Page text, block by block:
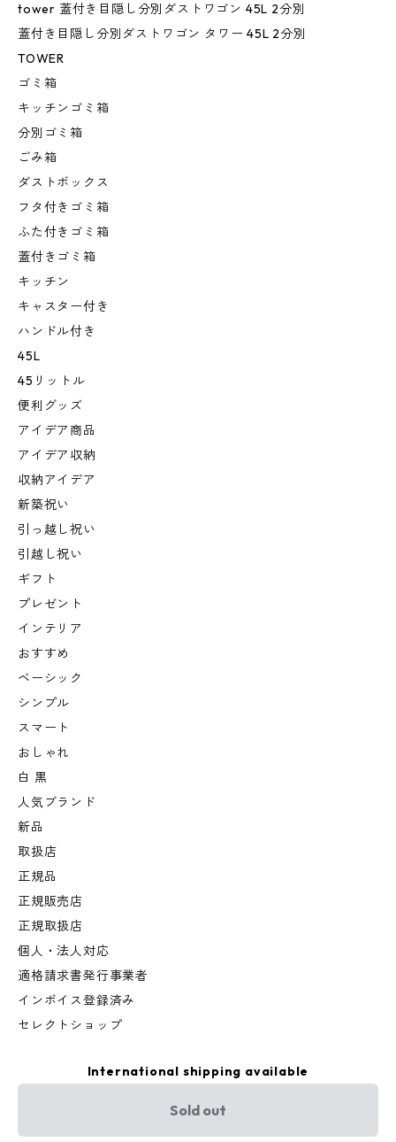
tower 蓋付き目隠し分別ダストワゴン 45L 2分別
蓋付き目隠し分別ダストワゴン タワー 45L 2分別
TOWER
ゴミ箱
キッチンゴミ箱
分別ゴミ箱
ごみ箱
ダストボックス
フタ付きゴミ箱
ふた付きゴミ箱
蓋付きゴミ箱
キッチン
キャスター付き
ハンドル付き
45L
45リットル
便利グッズ
アイデア商品
アイデア収納
収納アイデア
新築祝い
引っ越し祝い
引越し祝い
ギフト
プレゼント
インテリア
おすすめ
ベーシック
シンプル
スマート
おしゃれ
白 黒
人気ブランド
新品
取扱店
正規品
正規販売店
正規取扱店
個人・法人対応
適格請求書発行事業者
インボイス登録済み
セレクトショップ
International shipping available
Sold out